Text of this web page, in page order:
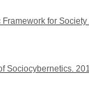
for Society
Sociocybernetics.